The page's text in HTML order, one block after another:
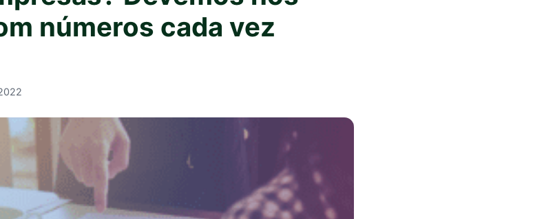
números cada vez